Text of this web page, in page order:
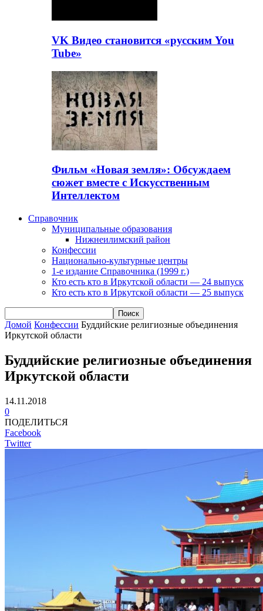
VK Видео становится «русским You
Tube»
Фильм «Новая земля»: Обсуждаем
сюжет вместе с Искусственным
Интеллектом
Справочник
Муниципальные образования
Нижнеилимский район
Конфессии
Национально-культурные центры
1-е издание Справочника (1999 г.)
Кто есть кто в Иркутской области — 24 выпуск
Кто есть кто в Иркутской области — 25 выпуск
Домой Конфессии Буддийские религиозные объединения
Иркутской области
Буддийские религиозные объединения
Иркутской области
14.11.2018
0
ПОДЕЛИТЬСЯ
Facebook
Twitter